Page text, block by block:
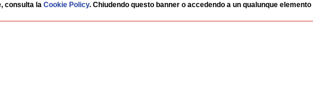
Dirette
Rubriche
Dibattiti
Manifestazioni
consulta laCookie Policy. Chiudendo questo banner o accedendo a un qualunque